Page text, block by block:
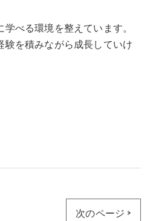
べる環境を整えています。
を積みながら成長していけ
次のページ >